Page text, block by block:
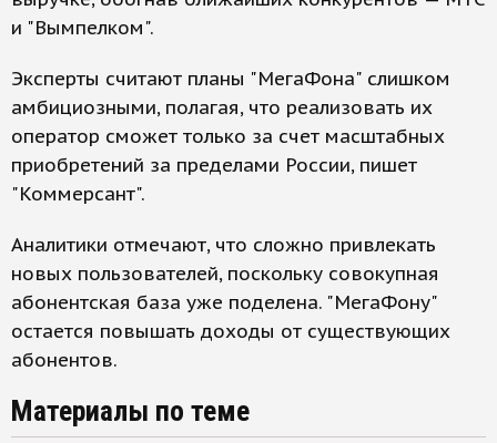
и "Вымпелком".
Эксперты считают планы "МегаФона" слишком
амбициозными, полагая, что реализовать их
оператор сможет только за счет масштабных
приобретений за пределами России, пишет
"Коммерсант".
Аналитики отмечают, что сложно привлекать
новых пользователей, поскольку совокупная
абонентская база уже поделена. "МегаФону"
остается повышать доходы от существующих
абонентов.
Материалы по теме